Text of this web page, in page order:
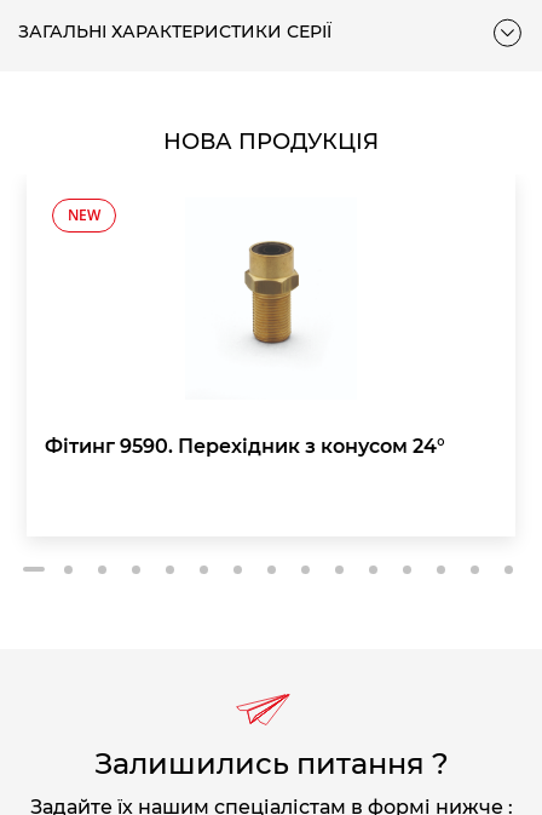
ЗАГАЛЬНІ ХАРАКТЕРИСТИКИ СЕРІЇ
НОВА ПРОДУКЦІЯ
NEW
Фітинг 9590. Перехідник з конусом 24°
2 3 4 5 6 7 8 9 10 11 12 13 14 15
Залишились питання ?
Задайте їх нашим спеціалістам в формі нижче :